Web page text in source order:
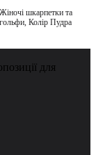
Жіночі шкарпетки та
гольфи, Колір Пудра
для